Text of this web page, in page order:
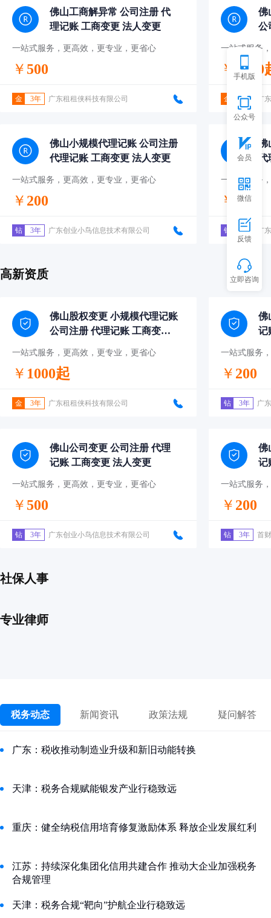
佛山工商解异常 公司注册 代
理记账 工商变更 法人变更
一站式服务，更高效，更专业，更省心
￥ 500
金 3年 广东租租侠科技有限公司
佛
公
一站式服务
￥1000
金 3年 广
佛山小规模代理记账 公司注册
代理记账 工商变更 法人变更
一站式服务，更高效，更专业，更省心
￥ 200
钻 3年 广东创业小鸟信息技术有限公司
一站式服务
￥ 500
钻 3年 广
高新资质
佛山股权变更 小规模代理记账
公司注册 代理记账 工商变更
一站式服务，更高效，更专业，更省心
￥ 1000起
金 3年 广东租租侠科技有限公司
佛
记
一站式服务
￥ 200
钻 3年 广
佛山公司变更 公司注册 代理
记账 工商变更 法人变更
一站式服务，更高效，更专业，更省心
￥ 500
钻 3年 广东创业小鸟信息技术有限公司
佛
记
一站式服务
￥ 200
钻 3年 首
社保人事
专业律师
税务动态 新闻资讯 政策法规 疑问解答
广东：税收推动制造业升级和新旧动能转换
天津：税务合规赋能银发产业行稳致远
重庆：健全纳税信用培育修复激励体系 释放企业发展红利
江苏：持续深化集团化信用共建合作 推动大企业加强税务
合规管理
天津：税务合规“靶向”护航企业行稳致远
手机版
公众号
会员
微信
反馈
立即咨询